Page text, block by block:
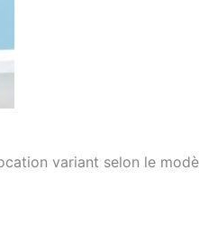
variant selon le